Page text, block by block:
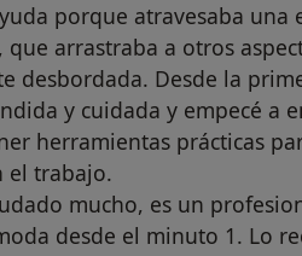
porque atravesaba
que arrastraba a otros
desbordada. Desde la
y cuidada y empecé a
herramientas prácticas
el trabajo.
mucho, es un
desde el minuto 1. Lo